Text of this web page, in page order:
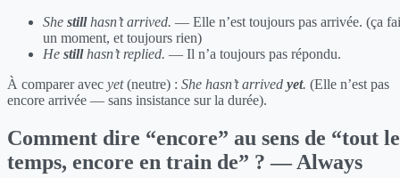
She stillhasn’t arrived. — Elle n’est toujours pas arrivée. (ça
un moment, et toujours rien)
He stillhasn’t replied. — Il n’a toujours pas répondu.
À comparer avec yet(neutre) : She hasn’t arrived yet. (Elle n’est pas
encore arrivée — sans insistance sur la durée).
Comment dire “encore” au sens de “tout le
temps, encore en train de” ? — Always